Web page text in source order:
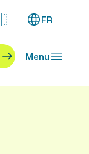
FR
Menu